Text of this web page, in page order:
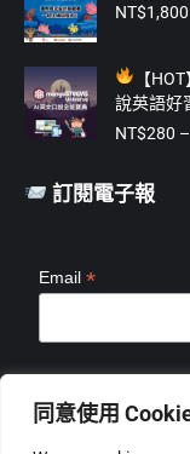
同意使用
NT$1,800
【HOT
說英語好
NT$280 –
訂閱電子報
Email*